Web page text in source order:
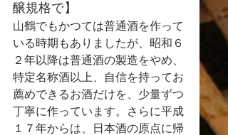
醸規格で】
山鶴でもかつては普通酒を作って
いる時期もありましたが、昭和６
２年以降は普通酒の製造をやめ、
特定名称酒以上、自信を持ってお
薦めできるお酒だけを、少量ずつ
丁寧に作っています。さらに平成
１７年からは、日本酒の原点に帰